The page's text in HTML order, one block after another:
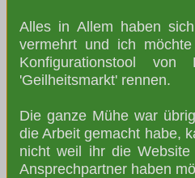
Alles in Allem haben
vermehrt und ich
Konfigurationstool
'Geilheitsmarkt' rennen.
Die ganze Mühe war
die Arbeit gemacht habe,
nicht weil ihr die
Ansprechpartner haben